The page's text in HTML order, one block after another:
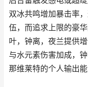
双冰共鸣增加暴击率
伍，而追求上限的豪
叶，钟离，夜兰提供
与水元素伤害加成，
那维莱特的个人输出能